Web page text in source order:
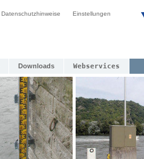
Datenschutzhinweise Einstellungen
Downloads Webservices